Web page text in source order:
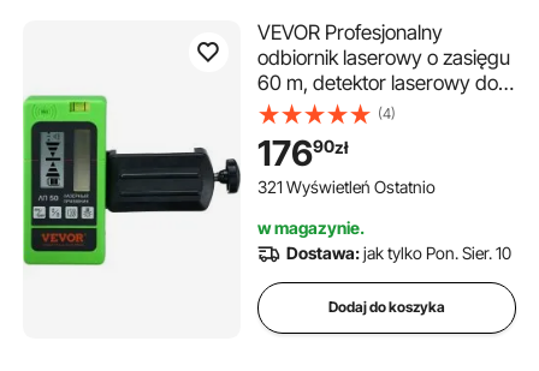
VEVOR Profesjonalny
odbiornik laserowy o zasięgu
60 m, detektor laserowy do
lasera krzyżowego ±1,5 mm,
zakres poziomowania,
baterie 1,5 V, 20 godzin
pracy, podwójny wyświetlacz
(4)
17690zł
321 Wyświetleń Ostatnio
w magazynie.
Dostawa:jak tylko Pon. Sier. 10
Dodaj do koszyka